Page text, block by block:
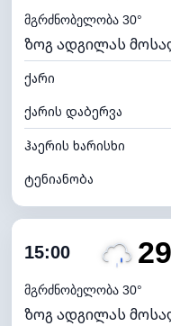
ნამის წერტილი
ხილვადობა
განათების ინდექსი
ღრუბლის სიმაღლე
მგრძნობელობა 30°
ზოგ ადგილას
ქარი
ქარის დაბერვა
ჰაერის ხარისხი
ტენიანობა
ღრუბლიანობა
ნამის წერტილი
ხილვადობა
15:00
მგრძნობელობა 30°
ზოგ ადგილას